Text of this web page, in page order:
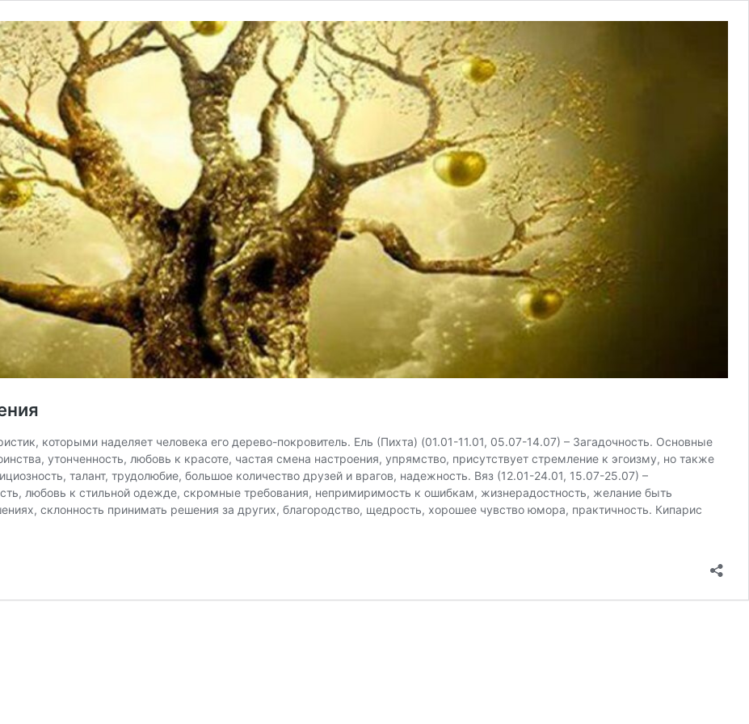
которыми наделяет человека его дерево-покровитель. Ель (Пихта) (01.01-11.01, 05.07-14.07) – Загадочность. Основные
утонченность, любовь к красоте, частая смена настроения, упрямство, присутствует стремление к эгоизму, но также
талант, трудолюбие, большое количество друзей и врагов, надежность. Вяз (12.01-24.01, 15.07-25.07) –
любовь к стильной одежде, скромные требования, непримиримость к ошибкам, жизнерадостность, желание быть
склонность принимать решения за других, благородство, щедрость, хорошее чувство юмора, практичность. Кипарис